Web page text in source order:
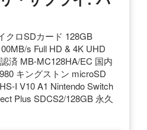
クロSDカード 128GB
s Full HD & 4K UHD
済 MB-MC128HA/EC 国内
キングストン microSD
I V10 A1 Nintendo Switch
Plus SDCS2/128GB 永久